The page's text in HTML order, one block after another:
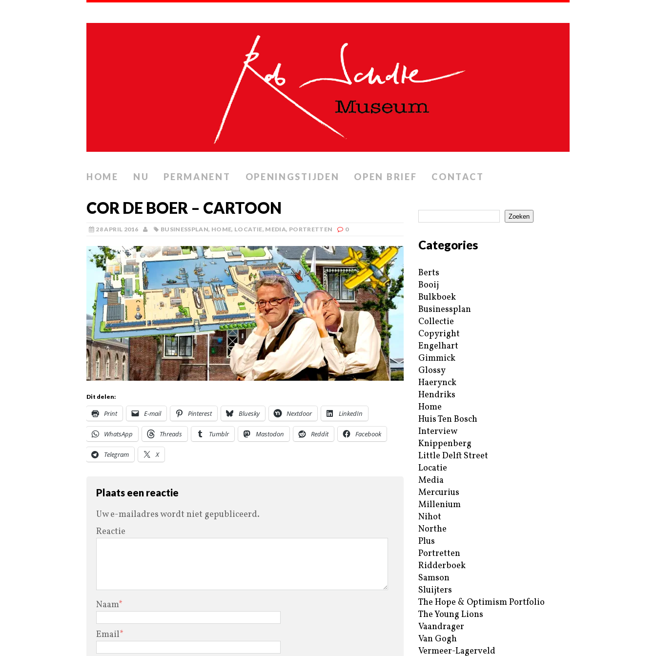
HOME NU PERMANENT OPENINGSTIJDEN OPEN BRIEF CONTACT
COR DE BOER – CARTOON
28 APRIL 2016 BUSINESSPLAN, HOME, LOCATIE, MEDIA, PORTRETTEN 0
Dit delen:
Print E-mail Pinterest Bluesky Nextdoor LinkedIn
WhatsApp Threads Tumblr Mastodon Reddit Facebook
Telegram X
Plaats een reactie
Uw e-mailadres wordt niet gepubliceerd.
Reactie
Naam*
Email*
Zoeken
Categories
Berts
Booij
Bulkboek
Businessplan
Collectie
Copyright
Engelhart
Gimmick
Glossy
Haerynck
Hendriks
Home
Huis Ten Bosch
Interview
Knippenberg
Little Delft Street
Locatie
Media
Mercurius
Millenium
Nihot
Northe
Plus
Portretten
Ridderboek
Samson
Sluijters
The Hope & Optimism Portfolio
The Young Lions
Vaandrager
Van Gogh
Vermeer-Lagerveld